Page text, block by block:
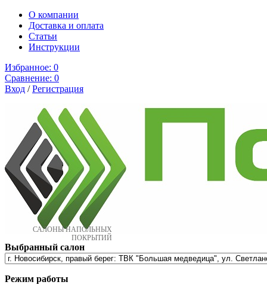
О компании
Доставка и оплата
Cтатьи
Инструкции
Избранное: 0
Сравнение: 0
Вход /Регистрация
САЛОНЫ НАПОЛЬНЫХ
ПОКРЫТИЙ
Выбранный салон
Режим работы